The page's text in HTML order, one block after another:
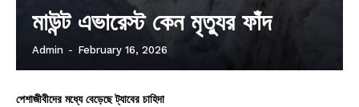
মাউন্ট এভারেস্ট কেন মৃত্যুর ফাঁদ
Admin - February 16, 2026
পেশাজীবীদের মধ্যে বেড়েছে ট্যাবের চাহিদা